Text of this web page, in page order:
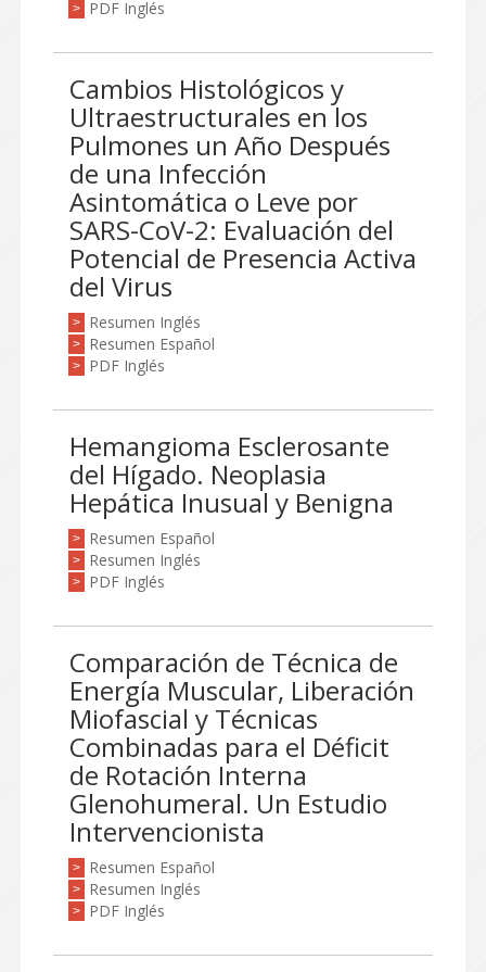
> PDF Inglés
Cambios Histológicos y
Ultraestructurales en los
Pulmones un Año Después
de una Infección
Asintomática o Leve por
SARS-CoV-2: Evaluación del
Potencial de Presencia Activa
del Virus
> Resumen Inglés
> Resumen Español
> PDF Inglés
Hemangioma Esclerosante
del Hígado. Neoplasia
Hepática Inusual y Benigna
> Resumen Español
> Resumen Inglés
> PDF Inglés
Comparación de Técnica de
Energía Muscular, Liberación
Miofascial y Técnicas
Combinadas para el Déficit
de Rotación Interna
Glenohumeral. Un Estudio
Intervencionista
> Resumen Español
> Resumen Inglés
> PDF Inglés